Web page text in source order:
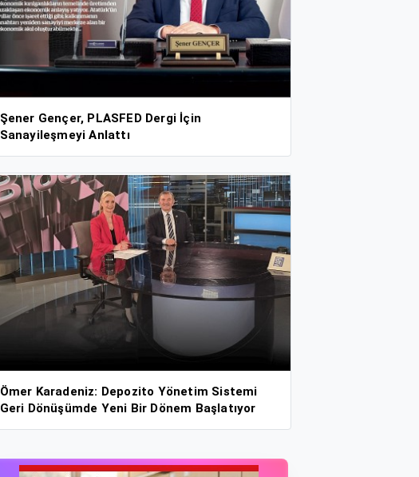
Şener Gençer, PLASFED Dergi İçin
Sanayileşmeyi Anlattı
Ömer Karadeniz: Depozito Yönetim Sistemi
Geri Dönüşümde Yeni Bir Dönem Başlatıyor